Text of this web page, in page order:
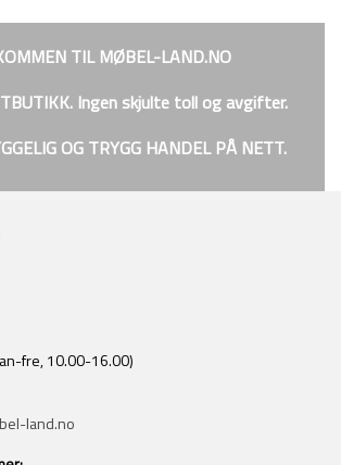
TIL MØBEL-LAND.NO
Ingen skjulte toll og avgifter.
OG TRYGG HANDEL PÅ NETT.
fre, 10.00-16.00)
land.no